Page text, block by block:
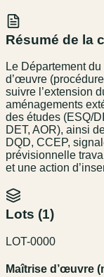
Résumé de la
Le Département
d’œuvre
suivre l’extension
aménagements
des études (ESQ/
DET, AOR), ainsi
DQD, CCEP,
prévisionnelle
et une action
Lots (1)
LOT-0000
Maîtrise d’œuvre